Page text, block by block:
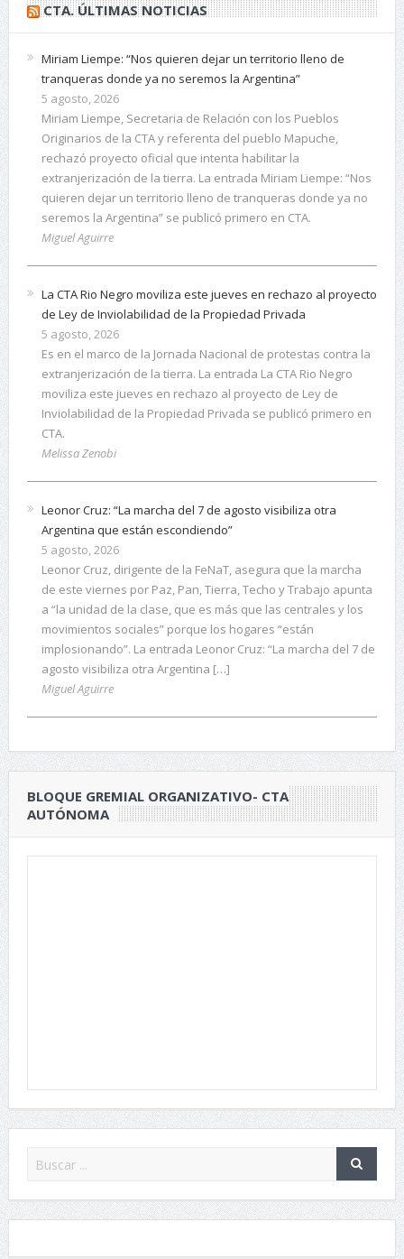
CTA. ÚLTIMAS NOTICIAS
Miriam Liempe: “Nos quieren dejar un territorio lleno de
tranqueras donde ya no seremos la Argentina”
5 agosto, 2026
Miriam Liempe, Secretaria de Relación con los Pueblos
Originarios de la CTA y referenta del pueblo Mapuche,
rechazó proyecto oficial que intenta habilitar la
extranjerización de la tierra. La entrada Miriam Liempe: “Nos
quieren dejar un territorio lleno de tranqueras donde ya no
seremos la Argentina” se publicó primero en CTA.
Miguel Aguirre
La CTA Rio Negro moviliza este jueves en rechazo al proyecto
de Ley de Inviolabilidad de la Propiedad Privada
5 agosto, 2026
Es en el marco de la Jornada Nacional de protestas contra la
extranjerización de la tierra. La entrada La CTA Rio Negro
moviliza este jueves en rechazo al proyecto de Ley de
Inviolabilidad de la Propiedad Privada se publicó primero en
CTA.
Melissa Zenobi
Leonor Cruz: “La marcha del 7 de agosto visibiliza otra
Argentina que están escondiendo”
5 agosto, 2026
Leonor Cruz, dirigente de la FeNaT, asegura que la marcha
de este viernes por Paz, Pan, Tierra, Techo y Trabajo apunta
a “la unidad de la clase, que es más que las centrales y los
movimientos sociales” porque los hogares “están
implosionando”. La entrada Leonor Cruz: “La marcha del 7 de
agosto visibiliza otra Argentina […]
Miguel Aguirre
BLOQUE GREMIAL ORGANIZATIVO- CTA
AUTÓNOMA